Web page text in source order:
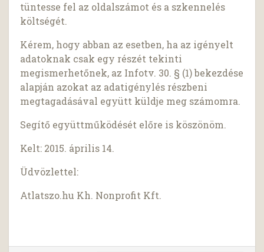
tüntesse fel az oldalszámot és a szkennelés
költségét.
Kérem, hogy abban az esetben, ha az igényelt
adatoknak csak egy részét tekinti
megismerhetőnek, az Infotv. 30. § (1) bekezdése
alapján azokat az adatigénylés részbeni
megtagadásával együtt küldje meg számomra.
Segítő együttműködését előre is köszönöm.
Kelt: 2015. április 14.
Üdvözlettel:
Atlatszo.hu Kh. Nonprofit Kft.